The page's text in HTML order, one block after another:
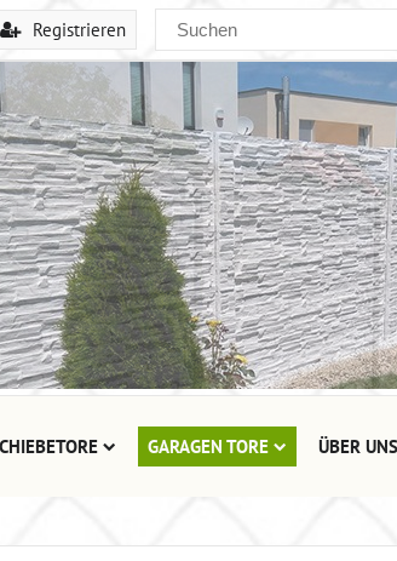
Registrieren
GARAGEN TORE ÜBER UNS